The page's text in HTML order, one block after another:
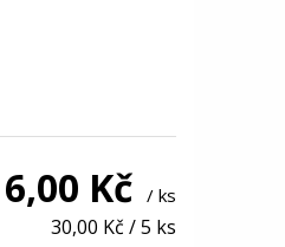
6,00 Kč / ks
30,00 Kč /5 ks